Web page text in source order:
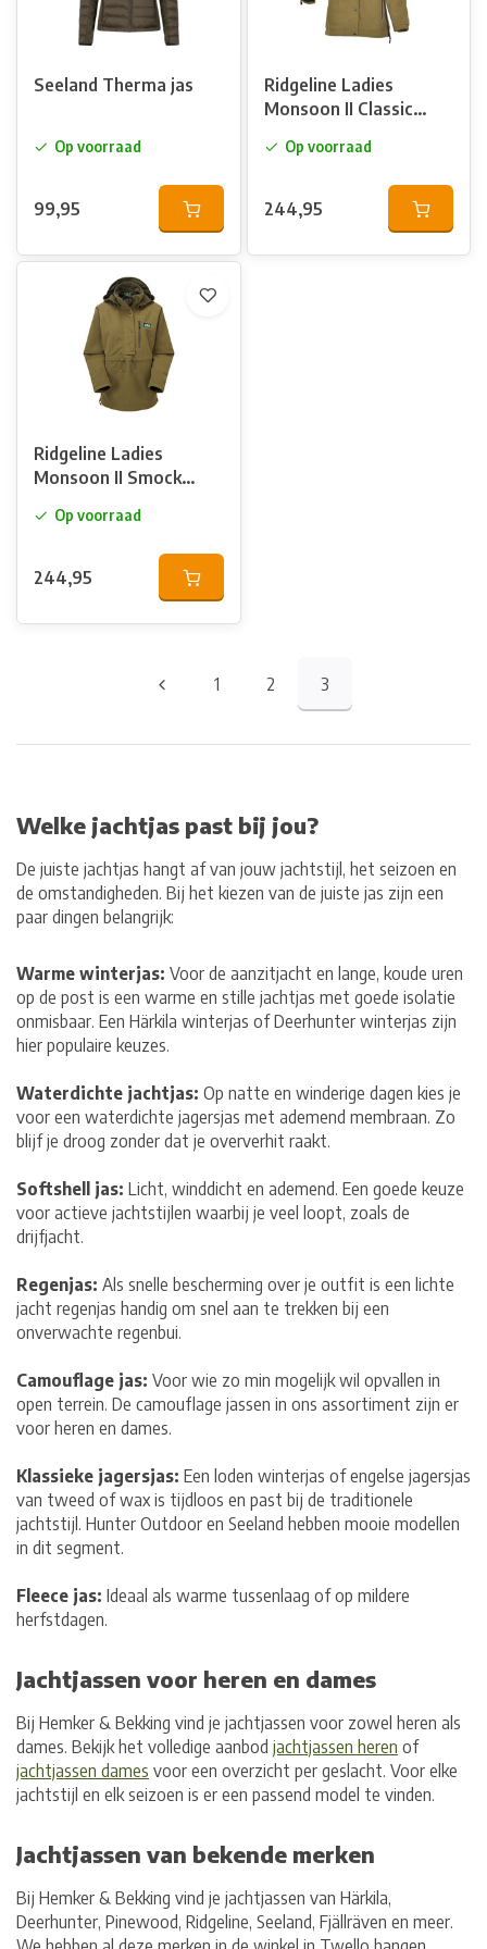
hieronder ons assortiment of neem contact op voor
persoonlijk advies.
Seeland Therma jas
Op voorraad
99,95
Ridgeline Ladies
Monsoon II Classic
Op voorraad
244,95
Ridgeline Ladies
Monsoon II Smock
Op voorraad
244,95
1 2 3
Welke jachtjas past bij jou?
De juiste jachtjas hangt af van jouw jachtstijl, het seizoen en
de omstandigheden. Bij het kiezen van de juiste jas zijn een
paar dingen belangrijk:
Warme winterjas: Voor de aanzitjacht en lange, koude uren
op de post is een warme en stille jachtjas met goede isolatie
onmisbaar. Een Härkila winterjas of Deerhunter winterjas zijn
hier populaire keuzes.
Waterdichte jachtjas: Op natte en winderige dagen kies je
voor een waterdichte jagersjas met ademend membraan. Zo
blijf je droog zonder dat je oververhit raakt.
Softshell jas: Licht, winddicht en ademend. Een goede keuze
voor actieve jachtstijlen waarbij je veel loopt, zoals de
drijfjacht.
Regenjas: Als snelle bescherming over je outfit is een lichte
jacht regenjas handig om snel aan te trekken bij een
onverwachte regenbui.
Camouflage jas: Voor wie zo min mogelijk wil opvallen in
open terrein. De camouflage jassen in ons assortiment zijn er
voor heren en dames.
Klassieke jagersjas: Een loden winterjas of engelse jagersjas
van tweed of wax is tijdloos en past bij de traditionele
jachtstijl. Hunter Outdoor en Seeland hebben mooie modellen
in dit segment.
Fleece jas: Ideaal als warme tussenlaag of op mildere
herfstdagen.
Jachtjassen voor heren en dames
Bij Hemker & Bekking vind je jachtjassen voor zowel heren als
dames. Bekijk het volledige aanbod jachtjassen heren of
jachtjassen dames voor een overzicht per geslacht. Voor elke
jachtstijl en elk seizoen is er een passend model te vinden.
Jachtjassen van bekende merken
Bij Hemker & Bekking vind je jachtjassen van Härkila,
Deerhunter, Pinewood, Ridgeline, Seeland, Fjällräven en meer.